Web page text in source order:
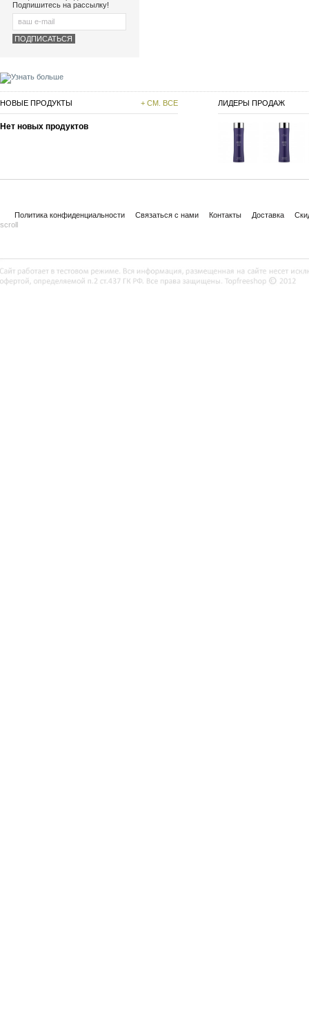
Подпишитесь на рассылку!
НОВЫЕ ПРОДУКТЫ + СМ. ВСЕ
Нет новых продуктов
ЛИДЕРЫ ПРОДАЖ
Политика конфиденциальности Связаться с нами Контакты Доставка
scroll